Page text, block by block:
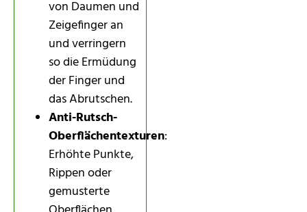
von Daumen und
Zeigefinger an
und verringern
so die Ermüdung
der Finger und
das Abrutschen.
Anti-Rutsch-
Oberflächentexturen:
Erhöhte Punkte,
Rippen oder
gemusterte